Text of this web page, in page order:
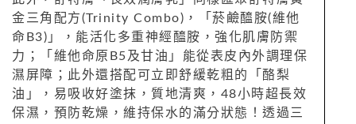
金三角配方(Trinity Combo)，「菸鹼醯胺(維他
命B3)」，能活化多重神經醯胺，強化肌膚防禦
力；「維他命原B5及甘油」能從表皮內外調理保
濕屏障；此外還搭配可立即舒緩乾粗的「酪梨
油」，易吸收好塗抹，質地清爽，48小時超長效
保濕，預防乾燥，維持保水的滿分狀態！透過三